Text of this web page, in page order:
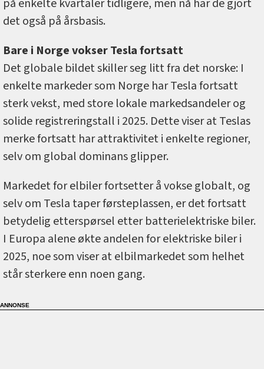
på enkelte kvartaler tidligere, men nå har de gjort
det også på årsbasis.
Bare i Norge vokser Tesla fortsatt
Det globale bildet skiller seg litt fra det norske: I
enkelte markeder som Norge har Tesla fortsatt
sterk vekst, med store lokale markedsandeler og
solide registreringstall i 2025. Dette viser at Teslas
merke fortsatt har attraktivitet i enkelte regioner,
selv om global dominans glipper.
Markedet for elbiler fortsetter å vokse globalt, og
selv om Tesla taper førsteplassen, er det fortsatt
betydelig etterspørsel etter batterielektriske biler.
I Europa alene økte andelen for elektriske biler i
2025, noe som viser at elbilmarkedet som helhet
står sterkere enn noen gang.